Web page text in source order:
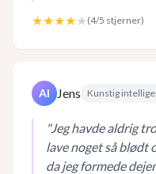
★★★★★ (4/5 stjerner)
AI Jens Kunstig
"Jeg havde aldrig
lave noget så blødt
da jeg formede